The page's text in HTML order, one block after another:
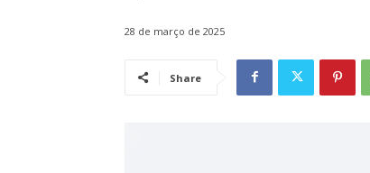
28 de março de 2025
Share